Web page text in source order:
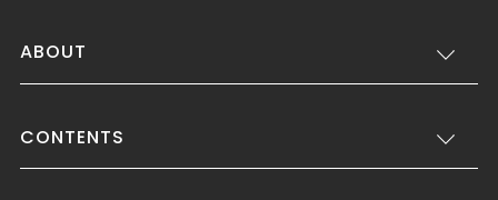
ABOUT
CONTENTS